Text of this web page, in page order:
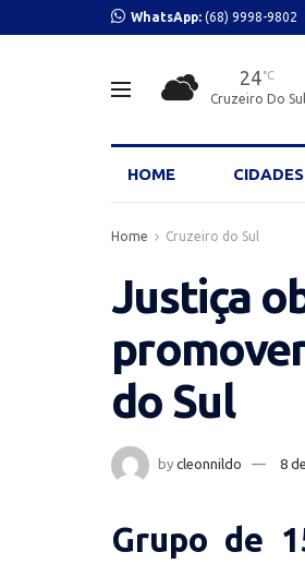
WhatsApp: (68) 9998-9802
24 °C
Cruzeiro Do Sul
HOME CIDADES
Home Cruzeiro do Sul
Justiça
do Sul
by cleonnildo 8
Grupo de